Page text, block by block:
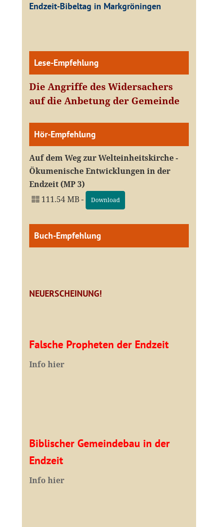
Endzeit-Bibeltag in Markgröningen
Lese-Empfehlung
Die Angriffe des Widersachers
auf die Anbetung der Gemeinde
Hör-Empfehlung
Auf dem Weg zur Welteinheitskirche -
Ökumenische Entwicklungen in der
Endzeit (MP 3)
111.54 MB -
Download
Buch-Empfehlung
NEUERSCHEINUNG!
Falsche Propheten der Endzeit
Info hier
Biblischer Gemeindebau in der
Endzeit
Info hier